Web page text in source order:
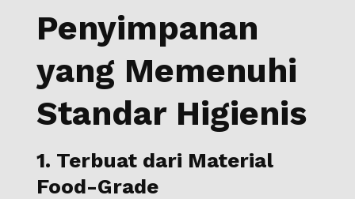
Penyimpanan
yang Memenuhi
Standar Higienis
1. Terbuat dari Material
Food-Grade